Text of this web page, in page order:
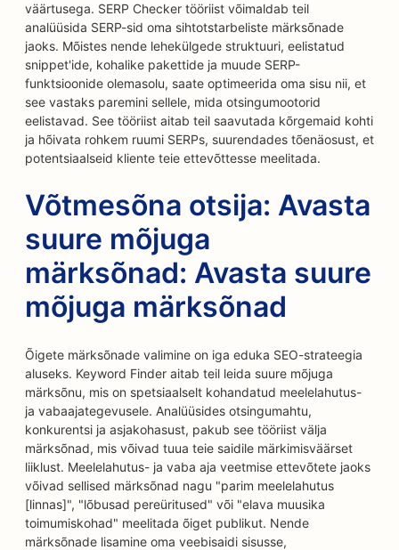
väärtusega. SERP Checker tööriist võimaldab teil
analüüsida SERP-sid oma sihtotstarbeliste märksõnade
jaoks. Mõistes nende lehekülgede struktuuri, eelistatud
snippet'ide, kohalike pakettide ja muude SERP-
funktsioonide olemasolu, saate optimeerida oma sisu nii, et
see vastaks paremini sellele, mida otsingumootorid
eelistavad. See tööriist aitab teil saavutada kõrgemaid kohti
ja hõivata rohkem ruumi SERPs, suurendades tõenäosust, et
potentsiaalseid kliente teie ettevõttesse meelitada.
Võtmesõna otsija: Avasta
suure mõjuga
märksõnad: Avasta suure
mõjuga märksõnad
Õigete märksõnade valimine on iga eduka SEO-strateegia
aluseks. Keyword Finder aitab teil leida suure mõjuga
märksõnu, mis on spetsiaalselt kohandatud meelelahutus-
ja vabaajategevusele. Analüüsides otsingumahtu,
konkurentsi ja asjakohasust, pakub see tööriist välja
märksõnad, mis võivad tuua teie saidile märkimisväärset
liiklust. Meelelahutus- ja vaba aja veetmise ettevõtete jaoks
võivad sellised märksõnad nagu "parim meelelahutus
[linnas]", "lõbusad pereüritused" või "elava muusika
toimumiskohad" meelitada õiget publikut. Nende
märksõnade lisamine oma veebisaidi sisusse,